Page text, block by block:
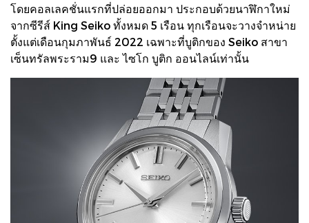
โดยคอลเลคชั่นแรกที่ปล่อยออกมา ประกอบด้วยนาฬิกาใหม่
จากซีรีส์ King Seiko ทั้งหมด 5 เรือน ทุกเรือนจะวางจำหน่าย
ตั้งแต่เดือนกุมภาพันธ์ 2022 เฉพาะที่บูติกของ Seiko สาขา
เซ็นทรัลพระราม9 และ ไซโก บูติก ออนไลน์เท่านั้น